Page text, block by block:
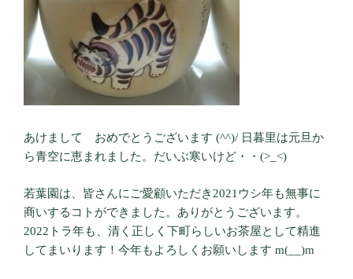
あけまして おめでとうございます (^^)/ 日暮里は元旦か
ら青空に恵まれました。だいぶ寒いけど・・(>_<)
若葉園は、皆さんにご愛顧いただき2021ウシ年も無事に
商いするコトができました。ありがとうございます。
2022トラ年も、清く正しく下町らしいお茶屋として精進
してまいります！今年もよろしくお願いします m(__)m